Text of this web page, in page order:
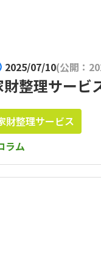
2025/07/10(公開：
財整理サービ
財整理サービス
ラム